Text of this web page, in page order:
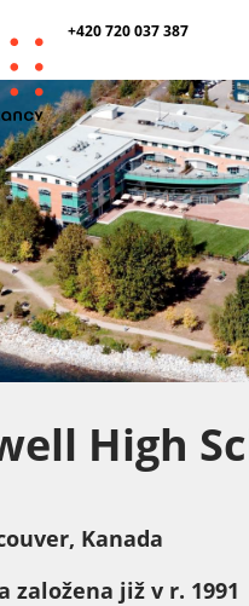
+420 720 037 387
High
Kanada
založena již v r. 1991